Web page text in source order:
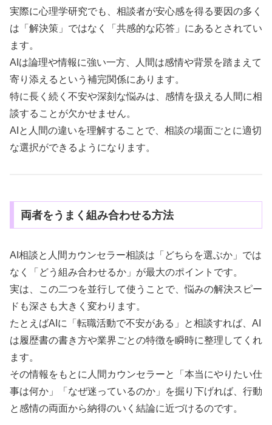
実際に心理学研究でも、相談者が安心感を得る要因の多く
は「解決策」ではなく「共感的な応答」にあるとされてい
ます。
AIは論理や情報に強い一方、人間は感情や背景を踏まえて
寄り添えるという補完関係にあります。
特に長く続く不安や深刻な悩みは、感情を扱える人間に相
談することが欠かせません。
AIと人間の違いを理解することで、相談の場面ごとに適切
な選択ができるようになります。
両者をうまく組み合わせる方法
AI相談と人間カウンセラー相談は「どちらを選ぶか」では
なく「どう組み合わせるか」が最大のポイントです。
実は、この二つを並行して使うことで、悩みの解決スピー
ドも深さも大きく変わります。
たとえばAIに「転職活動で不安がある」と相談すれば、AI
は履歴書の書き方や業界ごとの特徴を瞬時に整理してくれ
ます。
その情報をもとに人間カウンセラーと「本当にやりたい仕
事は何か」「なぜ迷っているのか」を掘り下げれば、行動
と感情の両面から納得のいく結論に近づけるのです。